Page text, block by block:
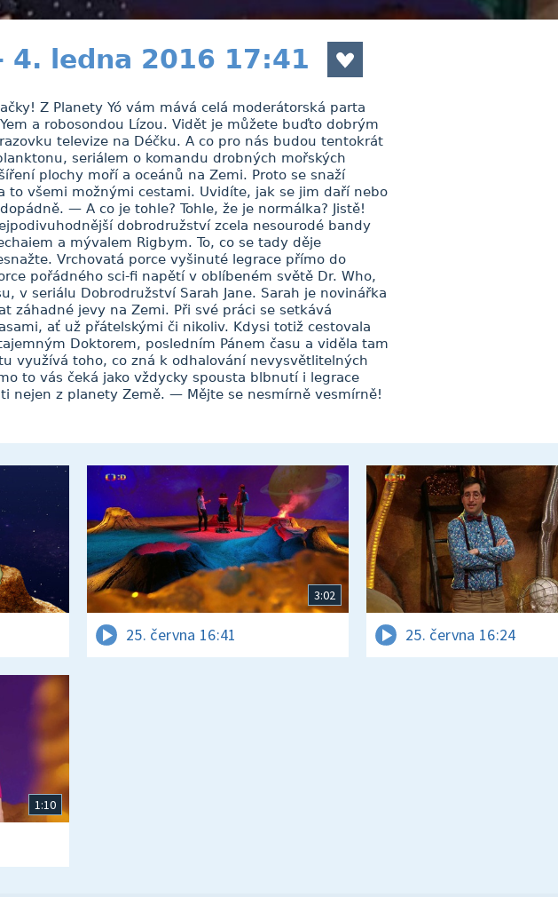
4. ledna 2016 17:41
Z Planety Yó vám mává celá moderátorská parta
a robosondou Lízou. Vidět je můžete buďto dobrým
televize na Déčku. A co pro nás budou tentokrát
seriálem o komandu drobných mořských
plochy moří a oceánů na Zemi. Proto se snaží
to všemi možnými cestami. Uvidíte, jak se jim daří nebo
— A co je tohle? Tohle, že je normálka? Jistě!
dobrodružství zcela nesourodé bandy
a mývalem Rigbym. To, co se tady děje
Vrchovatá porce vyšinuté legrace přímo do
pořádného sci-fi napětí v oblíbeném světě Dr. Who,
v seriálu Dobrodružství Sarah Jane. Sarah je novinářka
záhadné jevy na Zemi. Při své práci se setkává
ať už přátelskými či nikoliv. Kdysi totiž cestovala
Doktorem, posledním Pánem času a viděla tam
využívá toho, co zná k odhalování nevysvětlitelných
to vás čeká jako vždycky spousta blbnutí i legrace
nejen z planety Země. — Mějte se nesmírně vesmírně!
3:02
25. června 16:41 25. června 16:24
1:10